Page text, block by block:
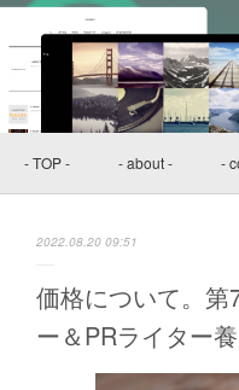
- TOP - - about - -
2022.08.20 09:51
価格について。第
ー＆PRライター養